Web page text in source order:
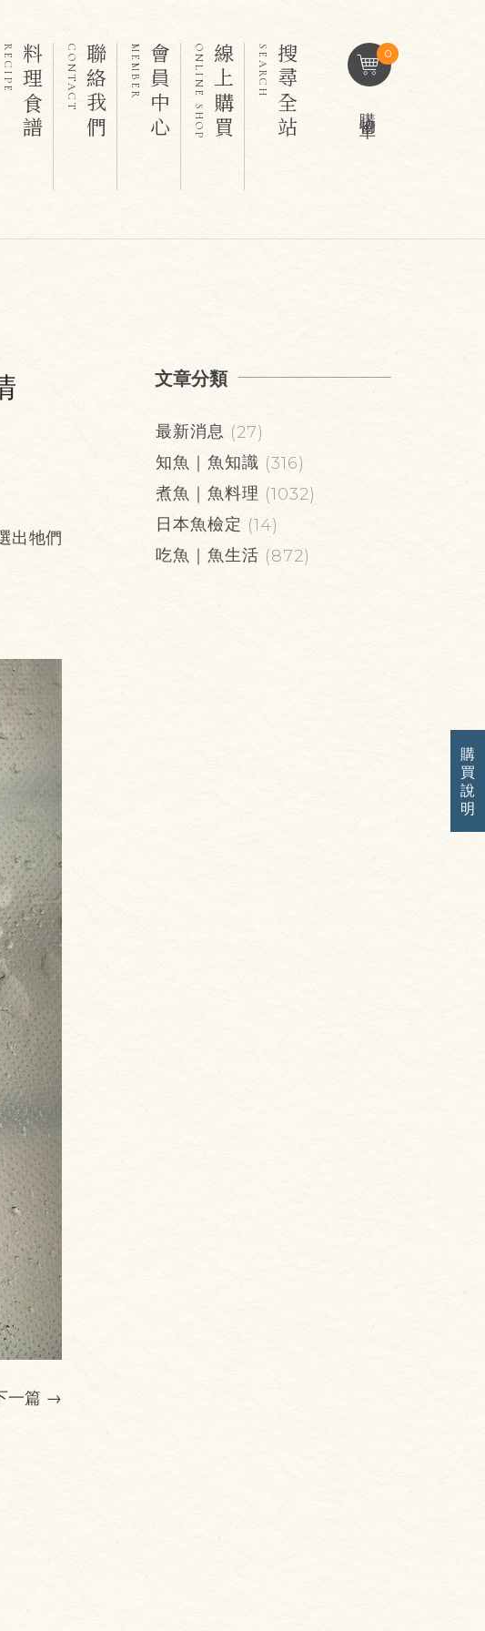
0
RECIPE 料理食譜 CONTACT聯絡我們 MEMBER 會員中心 ONLINE SHOP線上購買 SEARCH 搜尋全站
出牠們
一篇 →
文章分類
最新消息 (27)
知魚｜魚知識 (316)
煮魚｜魚料理 (1032)
日本魚檢定 (14)
吃魚｜魚生活 (872)
購
買
說
明